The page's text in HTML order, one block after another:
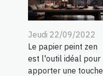
Jeudi 22/09/2022
Le papier peint zen
est l'outil idéal pour
apporter une touche